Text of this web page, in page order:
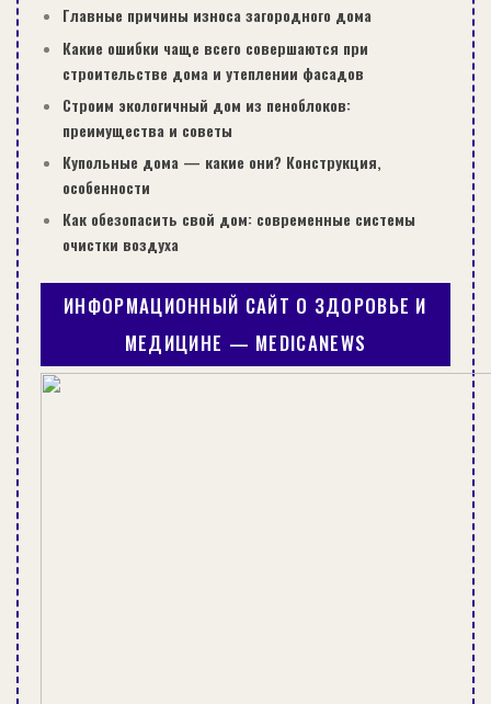
Совет: для небольших санузлов
выбирайте гофру с отводом для
стиральной машинки.
Монтаж
Обязательно приобретите специальный
сантехнический герметик. Он позволит не
думать о проблемах после установки гофры.
Ниже предлагается инструкция, которая
поможет вам самостоятельно подключить
унитаз к канализационной системе:
унитаза до того, как он будет установлен на
место. Если меняете старое изделие на новое,
тщательно очистите грязь на нем, чтобы не
нарушить герметичность нового соединения.
Главные причины износа загородного дома
Какие ошибки чаще всего совершаются при
строительстве дома и утеплении фасадов
Строим экологичный дом из пеноблоков:
преимущества и советы
Купольные дома — какие они? Конструкция,
особенности
Как обезопасить свой дом: современные системы
очистки воздуха
ИНФОРМАЦИОННЫЙ САЙТ О ЗДОРОВЬЕ И
МЕДИЦИНЕ — MEDICANEWS